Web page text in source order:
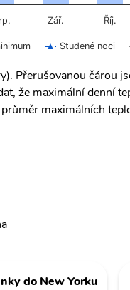
Studené noci
Zář. Říj.
Přerušovanou čárou
že maximální denní
maximálních
do New Yorku